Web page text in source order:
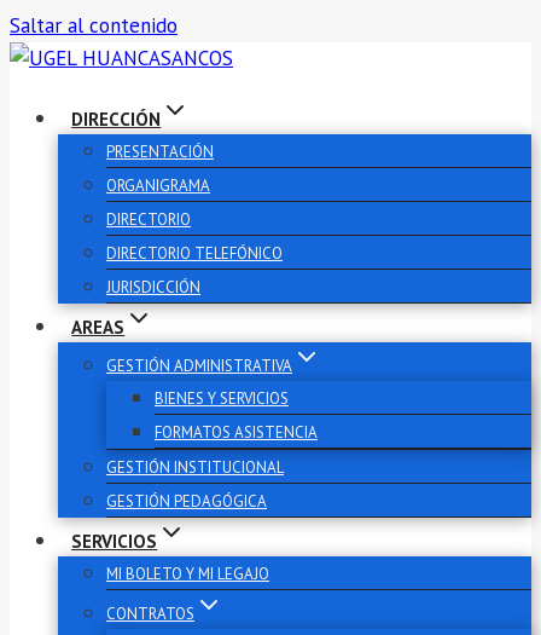
Saltar al contenido
DIRECCIÓN
PRESENTACIÓN
ORGANIGRAMA
DIRECTORIO
DIRECTORIO TELEFÓNICO
JURISDICCIÓN
AREAS
GESTIÓN ADMINISTRATIVA
BIENES Y SERVICIOS
FORMATOS ASISTENCIA
GESTIÓN INSTITUCIONAL
GESTIÓN PEDAGÓGICA
SERVICIOS
MI BOLETO Y MI LEGAJO
CONTRATOS